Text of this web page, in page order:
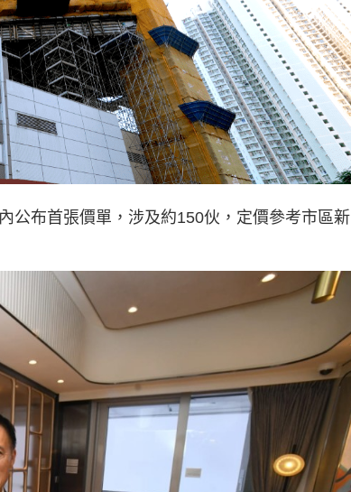
公布首張價單，涉及約150伙，定價參考市區新